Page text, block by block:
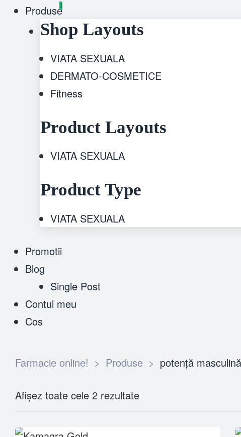
Produse
Shop Layouts
VIATA SEXUALA
DERMATO-COSMETICE
Fitness
Product Layouts
VIATA SEXUALA
Product Type
VIATA SEXUALA
Promotii
Blog
Single Post
Contul meu
Cos
Farmacie online! > Produse > potență masculină
Afișez toate cele 2 rezultate